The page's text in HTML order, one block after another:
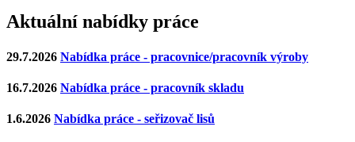
Aktuální nabídky práce
29.7.2026 Nabídka práce - pracovnice/pracovník výroby
16.7.2026 Nabídka práce - pracovník skladu
1.6.2026 Nabídka práce - seřizovač lisů